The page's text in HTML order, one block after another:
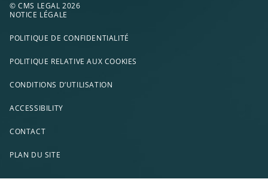
© CMS LEGAL 2026
NOTICE LÉGALE
POLITIQUE DE CONFIDENTIALITÉ
POLITIQUE RELATIVE AUX COOKIES
CONDITIONS D’UTILISATION
ACCESSIBILITY
CONTACT
PLAN DU SITE